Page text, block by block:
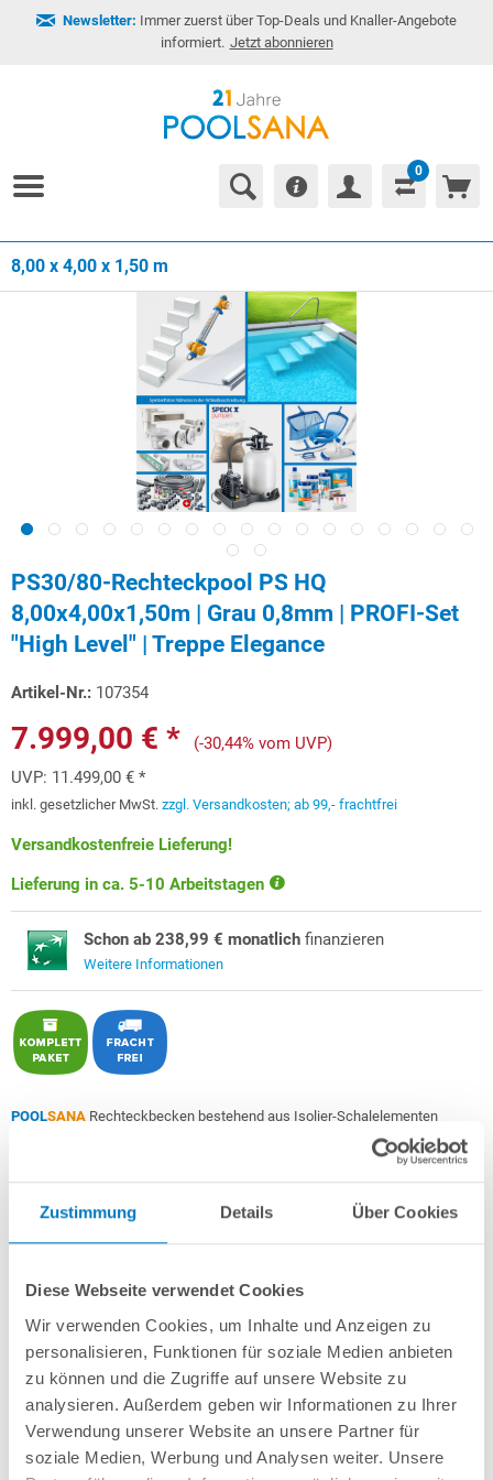
Zustimmung Details Über Cookies
Diese Webseite verwendet Cookies
Wir verwenden Cookies, um Inhalte und Anzeigen zu
personalisieren, Funktionen für soziale Medien anbieten
zu können und die Zugriffe auf unsere Website zu
analysieren. Außerdem geben wir Informationen zu Ihrer
Verwendung unserer Website an unsere Partner für
soziale Medien, Werbung und Analysen weiter. Unsere
Newsletter: Immer zuerst über Top-Deals und Knaller-Angebote
informiert. Jetzt abonnieren
0
8,00 x 4,00 x 1,50 m
PS30/80-Rechteckpool PS HQ
8,00x4,00x1,50m | Grau 0,8mm | PROFI-Set
"High Level" | Treppe Elegance
Artikel-Nr.: 107354
7.999,00 € *
(-30,44% vom UVP)
UVP: 11.499,00 € *
inkl. gesetzlicher MwSt. zzgl. Versandkosten; ab 99,- frachtfrei
Versandkostenfreie Lieferung!
Lieferung in ca. 5-10 Arbeitstagen
Schon ab 238,99 € monatlich finanzieren
Weitere Informationen
POOLSANA Rechteckbecken bestehend aus Isolier-Schalelementen
grauer PVC-Poolfolie 0,8 mm Made in
PROFI-Set "High Level"
POOLSANAUV-C Entkeimungsgerät 75 W: Reduziert den
Unverrottbares Schutzvlies + Sprühkleber
Bodenablauf + 2 Einlaufdüsen mitsamt Mauerdurchführungen
SandfilteranlagePOOLSANAPRO PRIME 500 / SPECKPP 11(Made in
Germany) inkl. Filtersand
Erdbeständiges Verrohrungsset PROFI Ø 50 mm+ Entleerungspaket
5-stufige, 60 cm breite Einstiegstreppe in weiß für die Befestigung am
7-teiliges Reinigungsset PROFI